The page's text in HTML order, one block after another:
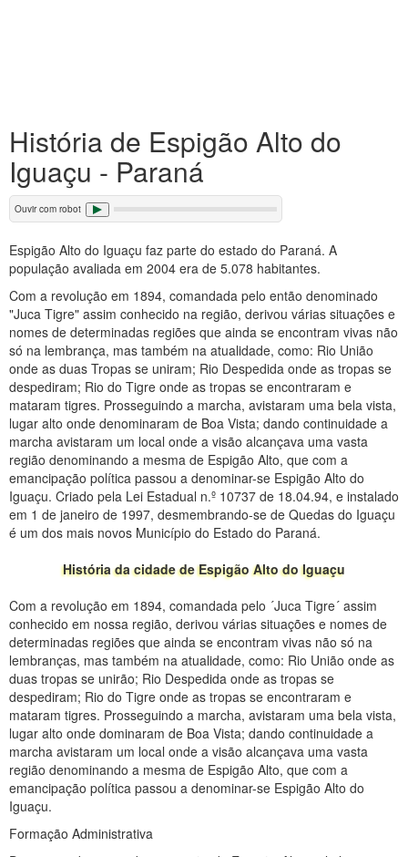
História de Espigão Alto do
Iguaçu - Paraná
Ouvir com robot
Espigão Alto do Iguaçu faz parte do estado do Paraná. A
população avaliada em 2004 era de 5.078 habitantes.
Com a revolução em 1894, comandada pelo então denominado
"Juca Tigre" assim conhecido na região, derivou várias situações e
nomes de determinadas regiões que ainda se encontram vivas não
só na lembrança, mas também na atualidade, como: Rio União
onde as duas Tropas se uniram; Rio Despedida onde as tropas se
despediram; Rio do Tigre onde as tropas se encontraram e
mataram tigres. Prosseguindo a marcha, avistaram uma bela vista,
lugar alto onde denominaram de Boa Vista; dando continuidade a
marcha avistaram um local onde a visão alcançava uma vasta
região denominando a mesma de Espigão Alto, que com a
emancipação política passou a denominar-se Espigão Alto do
Iguaçu. Criado pela Lei Estadual n.º 10737 de 18.04.94, e instalado
em 1 de janeiro de 1997, desmembrando-se de Quedas do Iguaçu
é um dos mais novos Município do Estado do Paraná.
História da cidade de Espigão Alto do Iguaçu
Com a revolução em 1894, comandada pelo ´Juca Tigre´ assim
conhecido em nossa região, derivou várias situações e nomes de
determinadas regiões que ainda se encontram vivas não só na
lembranças, mas também na atualidade, como: Rio União onde as
duas tropas se unirão; Rio Despedida onde as tropas se
despediram; Rio do Tigre onde as tropas se encontraram e
mataram tigres. Prosseguindo a marcha, avistaram uma bela vista,
lugar alto onde dominaram de Boa Vista; dando continuidade a
marcha avistaram um local onde a visão alcançava uma vasta
região denominando a mesma de Espigão Alto, que com a
emancipação política passou a denominar-se Espigão Alto do
Iguaçu.
Formação Administrativa